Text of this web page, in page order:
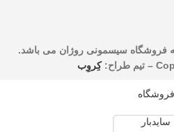
فروشگاه سیسمونی روژان می باشد.
تیم طراح:کِروِب
فروشگاه
سایدبار